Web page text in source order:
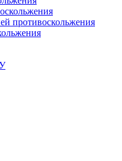
противоскольжения